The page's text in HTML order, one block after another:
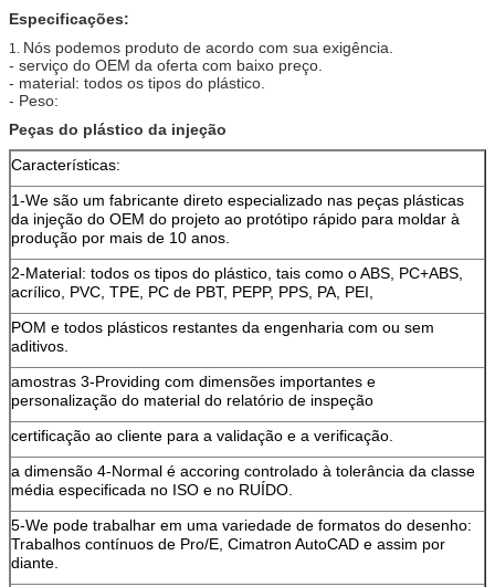
Especificações:
1. Nós podemos produto de acordo com sua exigência.
- serviço do OEM da oferta com baixo preço.
- material: todos os tipos do plástico.
- Peso:
Peças do plástico da injeção
Características:
1-We são um fabricante direto especializado nas peças plásticas
da injeção do OEM do projeto ao protótipo rápido para moldar à
produção por mais de 10 anos.
2-Material: todos os tipos do plástico, tais como o ABS, PC+ABS,
acrílico, PVC, TPE, PC de PBT, PEPP, PPS, PA, PEI,
POM e todos plásticos restantes da engenharia com ou sem
aditivos.
amostras 3-Providing com dimensões importantes e
personalização do material do relatório de inspeção
certificação ao cliente para a validação e a verificação.
a dimensão 4-Normal é accoring controlado à tolerância da classe
média especificada no ISO e no RUÍDO.
5-We pode trabalhar em uma variedade de formatos do desenho:
Trabalhos contínuos de Pro/E, Cimatron AutoCAD e assim por
diante.